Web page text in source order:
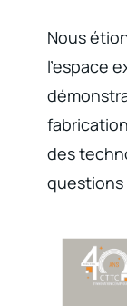
Nous
l’espace
des
questions